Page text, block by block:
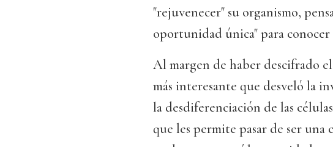
"rejuvenecer" su organismo,
oportunidad única" para conocer
Al margen de haber descifrado
más interesante que desveló la
la desdiferenciación de las
que les permite pasar de ser una